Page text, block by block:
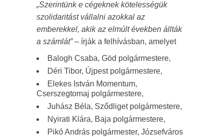
„Szerintünk e cégeknek kötelességük
szolidaritást vállalni azokkal az
emberekkel, akik az elmúlt években állták
a számlát”– írják a felhívásban, amelyet
Balogh Csaba, Göd polgármestere,
Déri Tibor, Újpest polgármestere,
Elekes István Momentum,
Cserszegtomaj polgármestere,
Juhász Béla, Sződliget polgármestere,
Nyirati Klára, Baja polgármestere,
Pikó András polgármester, Józsefváros